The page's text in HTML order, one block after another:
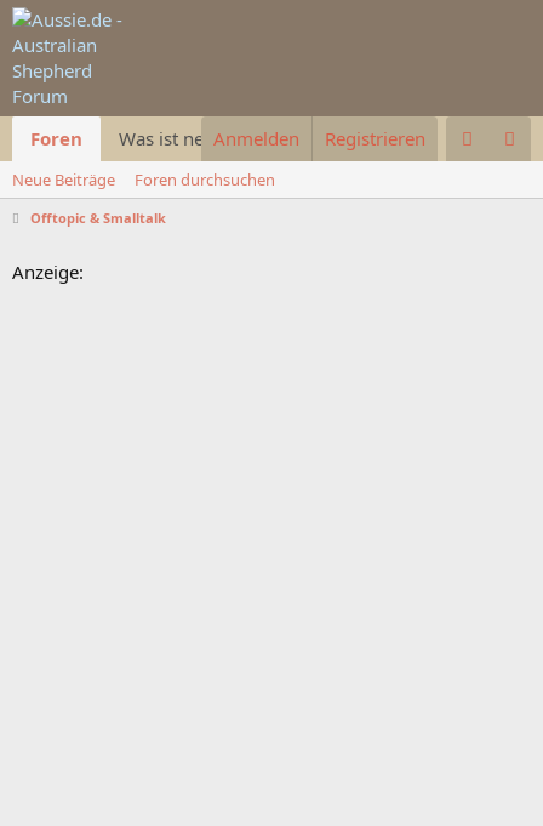
Foren Was ist neu Galerie Aussie.de
Anmelden Registrieren
Neue Beiträge Foren durchsuchen
Offtopic & Smalltalk
Anzeige: